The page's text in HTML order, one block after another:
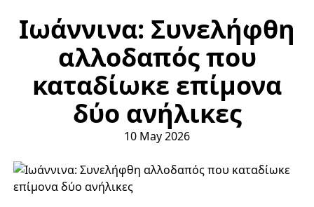
Ιωάννινα: Συνελήφθη
αλλοδαπός που
καταδίωκε επίμονα
δύο ανήλικες
10 May 2026